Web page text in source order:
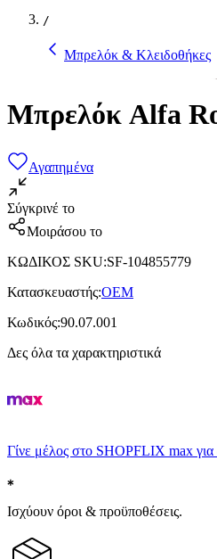
/
Μπρελόκ & Κλειδοθήκες
Μπρελόκ Alfa
Αγαπημένα
Σύγκρινέ το
Μοιράσου το
ΚΩΔΙΚΟΣ SKU:SF-104855779
Κατασκευαστής:OEM
Κωδικός:90.07.001
Δες όλα τα χαρακτηριστικά
Γίνε μέλος στο SHOPFLIX max
Ισχύουν όροι & προϋποθέσεις.